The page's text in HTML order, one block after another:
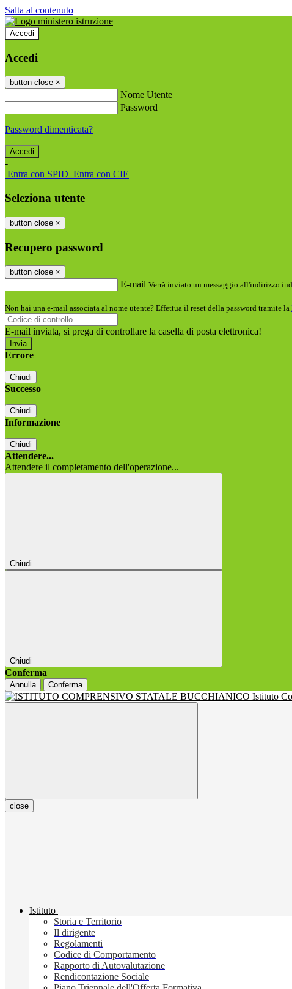
Salta al contenuto
Accedi
Accedi
button close ×
Nome Utente
Password
Password dimenticata?
-
Entra con SPID Entra con CIE
Seleziona utente
button close ×
Recupero password
button close ×
E-mail Verrà inviato un messaggio all'indirizzo
Non hai una e-mail associata al nome utente? Effettua il reset della password tramite la
E-mail inviata, si prega di controllare la casella di posta elettronica!
Errore
Chiudi
Successo
Chiudi
Informazione
Chiudi
Attendere...
Attendere il completamento dell'operazione...
Chiudi
Chiudi
Conferma
Annulla Conferma
Istituto
close
Istituto
Storia e Territorio
Il dirigente
Regolamenti
Codice di Comportamento
Rapporto di Autovalutazione
Rendicontazione Sociale